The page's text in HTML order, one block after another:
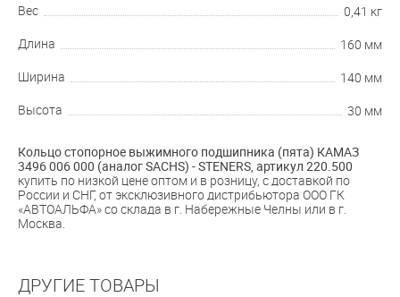
Вес 0,41 кг
Длина 160 мм
Ширина 140 мм
Высота 30 мм
Кольцо стопорное выжимного подшипника (пята) КАМАЗ
3496 006 000 (аналог SACHS) - STENERS, артикул 220.500
купить по низкой цене оптом и в розницу, с доставкой по
России и СНГ, от эксклюзивного дистрибьютора ООО ГК
«АВТОАЛЬФА» со склада в г. Набережные Челны или в г.
Москва.
ДРУГИЕ ТОВАРЫ